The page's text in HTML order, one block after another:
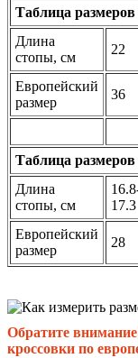
Таблица
Длина
стопы, см
22
Европейский
размер
36
Таблица размеров
Длина
стопы, см
17.3
Европейский
размер
28
Обратите
кроссовки по